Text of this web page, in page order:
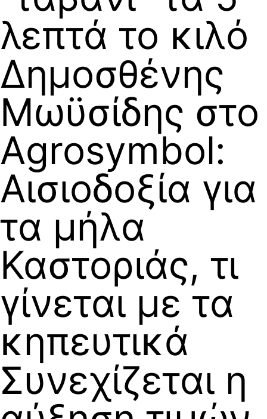
λεπτά το κιλό
Δημοσθένης
Μωϋσίδης στο
Agrosymbol:
Αισιοδοξία για
τα μήλα
Καστοριάς, τι
γίνεται με τα
κηπευτικά
Συνεχίζεται η